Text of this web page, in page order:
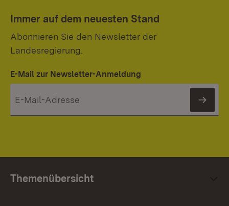
Immer auf dem neuesten Stand
Abonnieren Sie den Newsletter der
Landesregierung.
E-Mail zur Newsletter-Anmeldung
Themenübersicht